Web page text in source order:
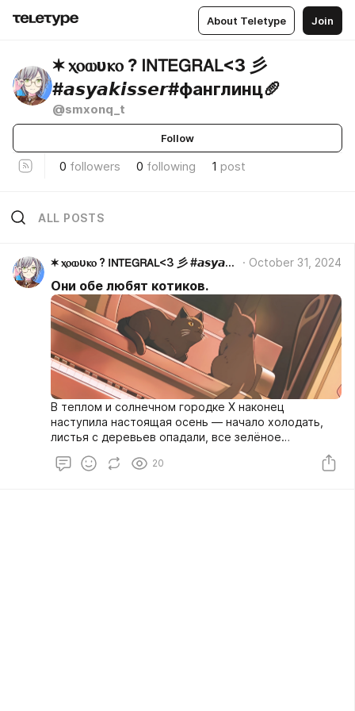
About Teletype Join
✶ ⲭⲟⲱυⲕⲟ ? 𝖨𝖭𝖳𝖤𝖦𝖱𝖠𝖫<3 彡
#𝙖𝙨𝙮𝙖𝙠𝙞𝙨𝙨𝙚𝙧#фанглинц🥖
@smxonq_t
Follow
0 followers 0 following 1 post
ALL POSTS
✶ ⲭⲟⲱυⲕⲟ ? 𝖨𝖭𝖳𝖤𝖦𝖱𝖠𝖫<3 彡 #𝙖𝙨𝙮𝙖𝙠𝙞𝙨𝙨𝙚𝙧#фанглинц🥖 October 31, 2024
Они обе любят котиков.
В теплом и солнечном городке X наконец
наступила настоящая осень — начало холодать,
листья с деревьев опадали, все зелёное
радуя глаз.
20